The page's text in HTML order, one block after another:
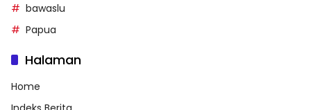
bawaslu
Papua
Halaman
Home